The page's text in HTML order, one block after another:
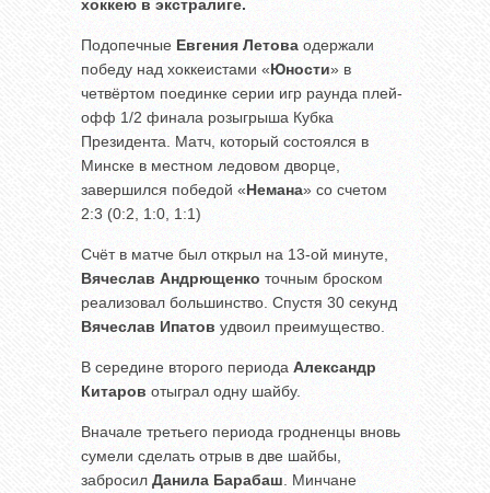
хоккею в экстралиге.
Подопечные Евгения Летова одержали
победу над хоккеистами «Юности» в
четвёртом поединке серии игр раунда плей-
офф 1/2 финала розыгрыша Кубка
Президента. Матч, который состоялся в
Минске в местном ледовом дворце,
завершился победой «Немана» со счетом
2:3 (0:2, 1:0, 1:1)
Счёт в матче был открыл на 13-ой минуте,
Вячеслав Андрющенко точным броском
реализовал большинство. Спустя 30 секунд
Вячеслав Ипатов удвоил преимущество.
В середине второго периода Александр
Китаров отыграл одну шайбу.
Вначале третьего периода гродненцы вновь
сумели сделать отрыв в две шайбы,
забросил Данила Барабаш. Минчане